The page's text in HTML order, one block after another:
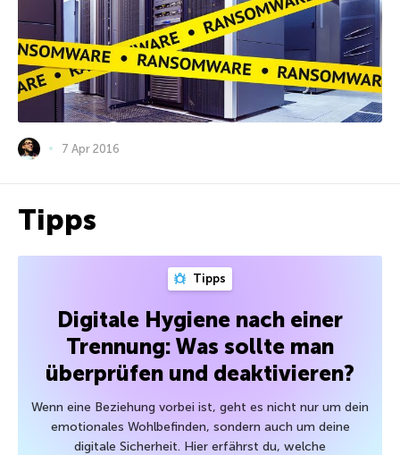
7 Apr 2016
Tipps
Tipps
Digitale Hygiene nach einer
Trennung: Was sollte man
überprüfen und deaktivieren?
Wenn eine Beziehung vorbei ist, geht es nicht nur um dein
emotionales Wohlbefinden, sondern auch um deine
digitale Sicherheit. Hier erfährst du, welche